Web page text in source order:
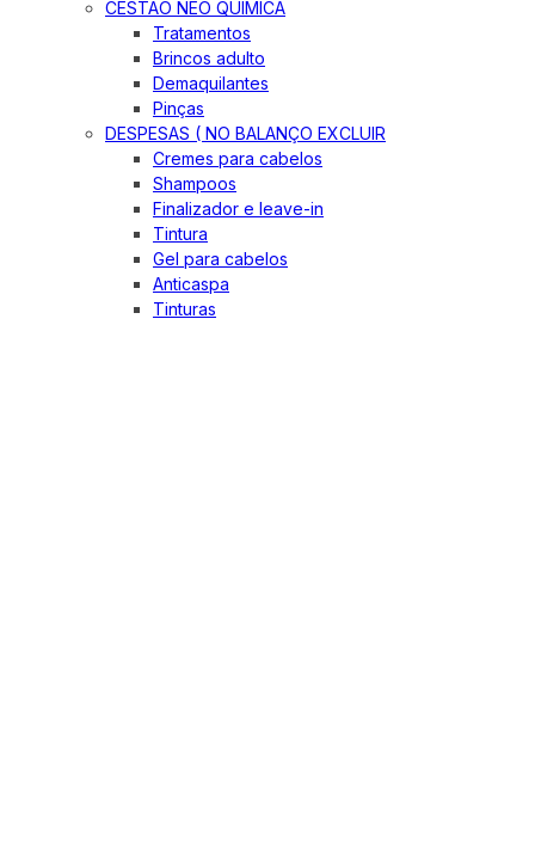
CESTÃO NEO QUIMICA
Tratamentos
Brincos adulto
Demaquilantes
Pinças
DESPESAS ( NO BALANÇO EXCLUIR
Cremes para cabelos
Shampoos
Finalizador e leave-in
Tintura
Gel para cabelos
Anticaspa
Tinturas